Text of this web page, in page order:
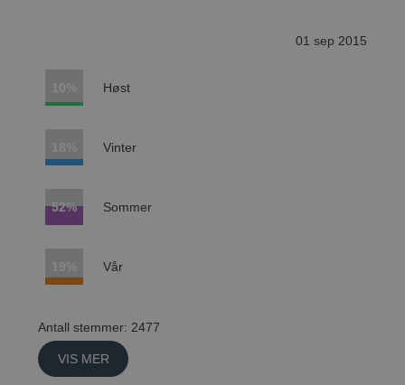
01 sep 2015
10% Høst
18% Vinter
52% Sommer
19% Vår
Antall stemmer: 2477
VIS MER